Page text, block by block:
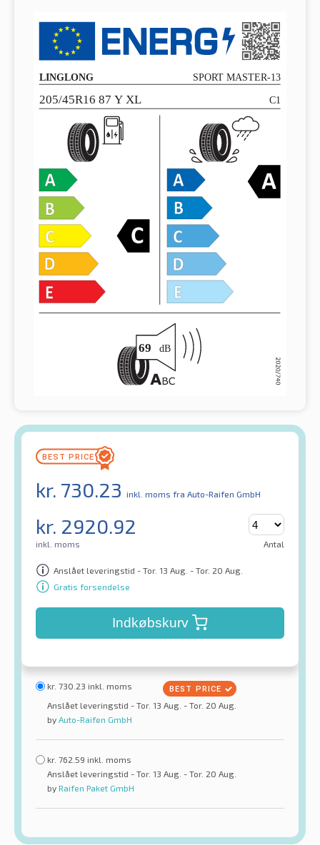
kr. 730.23 inkl. moms fra Auto-Raifen GmbH
kr. 2920.92
inkl. moms Antal
Anslået leveringstid - Tor. 13 Aug. - Tor. 20 Aug.
Gratis forsendelse
Indkøbskurv
kr. 730.23 inkl. moms
Anslået leveringstid - Tor. 13 Aug. - Tor. 20 Aug.
by Auto-Raifen GmbH
kr. 762.59 inkl. moms
Anslået leveringstid - Tor. 13 Aug. - Tor. 20 Aug.
by Raifen Paket GmbH